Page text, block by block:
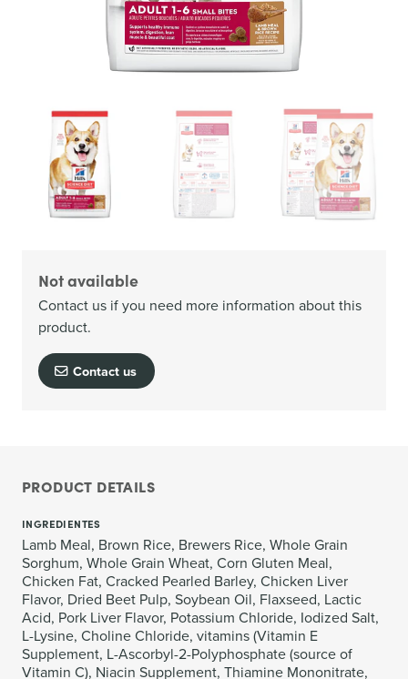
Not available
Contact us if you need more information about this
product.
Contact us
PRODUCT DETAILS
INGREDIENTES
Lamb Meal, Brown Rice, Brewers Rice, Whole Grain
Sorghum, Whole Grain Wheat, Corn Gluten Meal,
Chicken Fat, Cracked Pearled Barley, Chicken Liver
Flavor, Dried Beet Pulp, Soybean Oil, Flaxseed, Lactic
Acid, Pork Liver Flavor, Potassium Chloride, Iodized Salt,
L-Lysine, Choline Chloride, vitamins (Vitamin E
Supplement, L-Ascorbyl-2-Polyphosphate (source of
Vitamin C), Niacin Supplement, Thiamine Mononitrate,